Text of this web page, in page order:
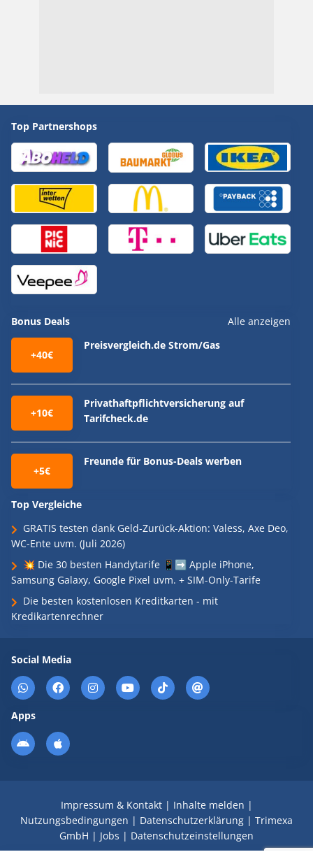
Top Partnershops
Bonus Deals Alle anzeigen
+40€
Preisvergleich.de Strom/Gas
+10€
Privathaftpflichtversicherung auf
Tarifcheck.de
+5€
Freunde für Bonus-Deals werben
Top Vergleiche
GRATIS testen dank Geld-Zurück-Aktion: Valess, Axe Deo,
WC-Ente uvm. (Juli 2026)
💥 Die 30 besten Handytarife 📱➡️ Apple iPhone,
Samsung Galaxy, Google Pixel uvm. + SIM-Only-Tarife
Die besten kostenlosen Kreditkarten - mit
Kredikartenrechner
Social Media
Apps
Impressum & Kontakt| Inhalte melden |
Nutzungsbedingungen | Datenschutzerklärung | Trimexa
GmbH | Jobs | Datenschutzeinstellungen